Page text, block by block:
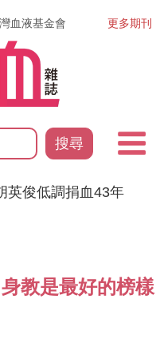
血液基金會
搜尋
更多期刊
英俊低調捐血43年
教是最好的榜樣